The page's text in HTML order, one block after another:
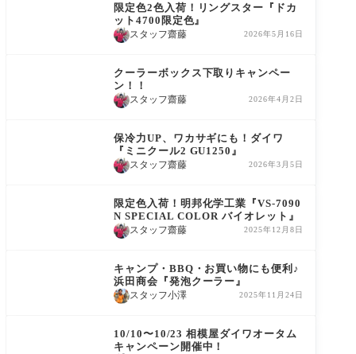
限定色2色入荷！リングスター『ドカ
ット4700限定色』
スタッフ齋藤 2026年5月16日
クーラーボックス下取りキャンペー
ン！！
スタッフ齋藤 2026年4月2日
保冷力UP、ワカサギにも！ダイワ
『ミニクール2 GU1250』
スタッフ齋藤 2026年3月5日
限定色入荷！明邦化学工業『VS-7090
N SPECIAL COLOR バイオレット』
スタッフ齋藤 2025年12月8日
キャンプ・BBQ・お買い物にも便利♪
浜田商会『発泡クーラー』
スタッフ小澤 2025年11月24日
10/10〜10/23 相模屋ダイワオータム
キャンペーン開催中！